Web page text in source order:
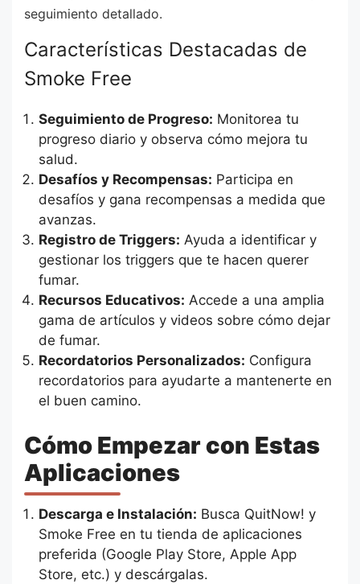
seguimiento detallado.
Características Destacadas de
Smoke Free
Seguimiento de Progreso: Monitorea tu
progreso diario y observa cómo mejora tu
salud.
Desafíos y Recompensas: Participa en
desafíos y gana recompensas a medida que
avanzas.
Registro de Triggers: Ayuda a identificar y
gestionar los triggers que te hacen querer
fumar.
Recursos Educativos: Accede a una amplia
gama de artículos y videos sobre cómo dejar
de fumar.
Recordatorios Personalizados: Configura
recordatorios para ayudarte a mantenerte en
el buen camino.
Cómo Empezar con Estas
Aplicaciones
Descarga e Instalación: Busca QuitNow! y
Smoke Free en tu tienda de aplicaciones
preferida (Google Play Store, Apple App
Store, etc.) y descárgalas.